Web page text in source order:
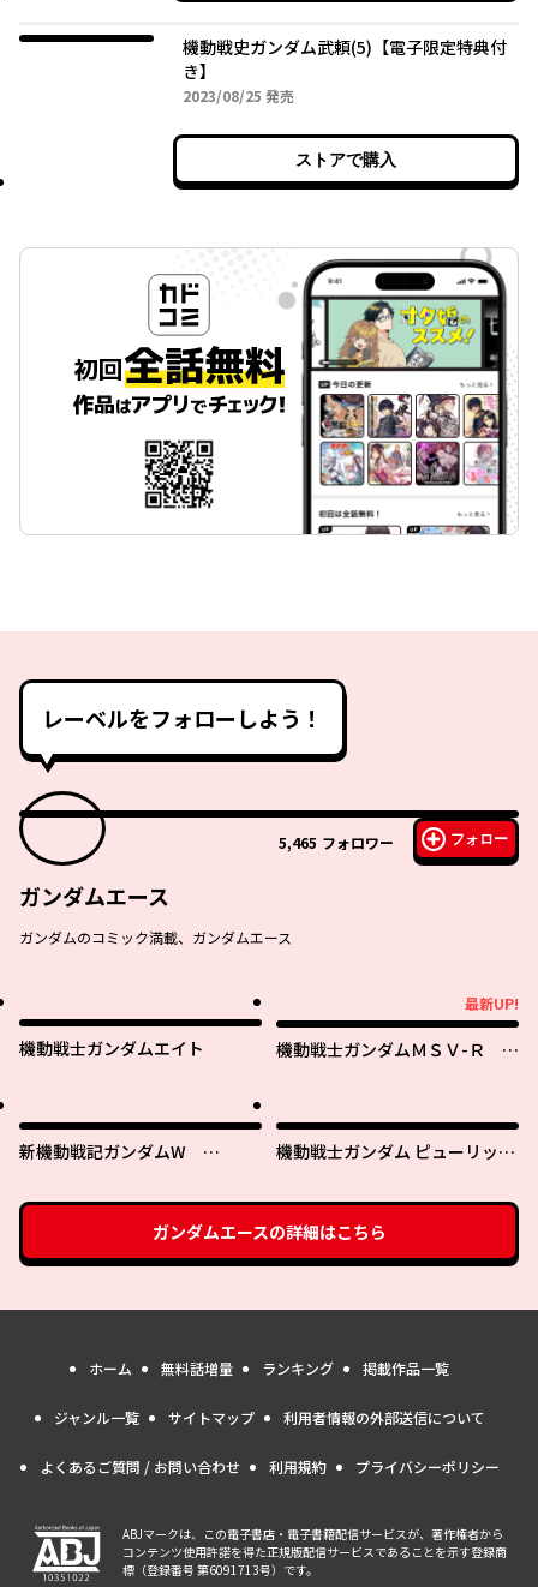
機動戦史ガンダム武頼(5)【電子限定特典付
き】
2023/08/25 2023年08月25日
発売
ストアで購入
レーベルをフォローしよう！
5,465 フォロワー フォロー
ガンダムエース
ガンダムのコミック満載、ガンダムエース
機動戦士ガンダムエイト
最新UP!
機動戦士ガンダムＭＳＶ-Ｒ ジ
新機動戦記ガンダムW
機動戦士ガンダム ピューリッツ
方へー
ガンダムエースの詳細はこちら
ホーム 無料話増量 ランキング 掲載作品一覧
ジャンル一覧 サイトマップ 利用者情報の外部送信について
よくあるご質問 / お問い合わせ 利用規約 プライバシーポリシー
ABJマークは、この電子書店・電子書籍配信サービスが、著作権者から
コンテンツ使用許諾を得た正規版配信サービスであることを示す登録商
標（登録番号 第6091713号）です。